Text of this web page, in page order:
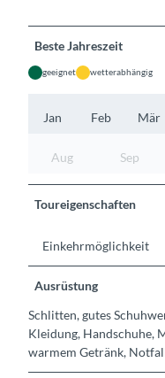
Beste Jahreszeit
geeignet wetterabhängig
Jan Feb Mär
Aug Sep
Toureigenschaften
Einkehrmöglichkeit
Ausrüstung
Schlitten, gutes
Kleidung, Handschuhe,
warmem Getränk,